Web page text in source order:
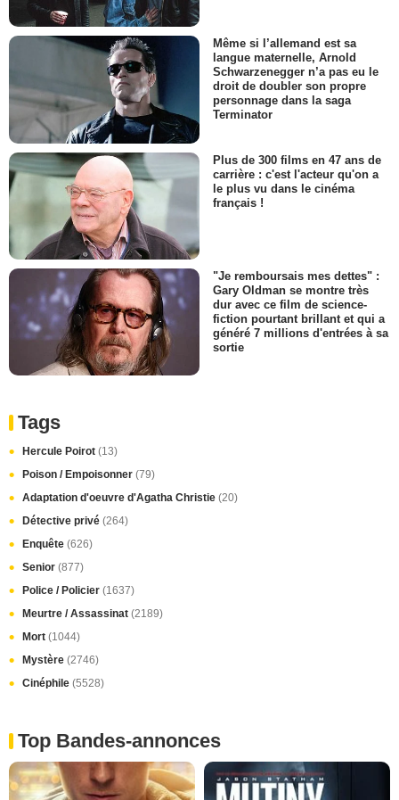
Même si l’allemand est sa
langue maternelle, Arnold
Schwarzenegger n’a pas eu le
droit de doubler son propre
personnage dans la saga
Terminator
Plus de 300 films en 47 ans de
carrière : c'est l'acteur qu'on a
le plus vu dans le cinéma
français !
"Je remboursais mes dettes" :
Gary Oldman se montre très
dur avec ce film de science-
fiction pourtant brillant et qui a
généré 7 millions d'entrées à sa
sortie
Tags
Hercule Poirot (13)
Poison / Empoisonner (79)
Adaptation d'oeuvre d'Agatha Christie (20)
Détective privé (264)
Enquête (626)
Senior (877)
Police / Policier (1637)
Meurtre / Assassinat (2189)
Mort (1044)
Mystère (2746)
Cinéphile (5528)
Top Bandes-annonces